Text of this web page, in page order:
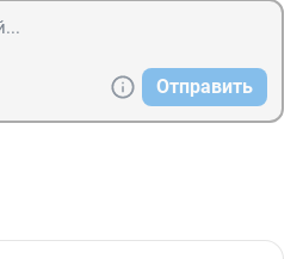
Отправить